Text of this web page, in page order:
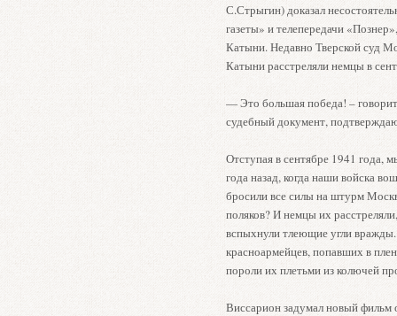
С.Стрыгин) доказал
газеты» и телепередачи
Катыни. Недавно Тверской суд
Катыни расстреляли немцы в
— Это большая победа! –
судебный документ,
Отступая в сентябре 1941 года,
года назад, когда наши войска
бросили все силы на штурм
поляков? И немцы их
вспыхнули тлеющие угли
красноармейцев, попавших в
пороли их плетьми из колючей
Виссарион задумал новый фильм